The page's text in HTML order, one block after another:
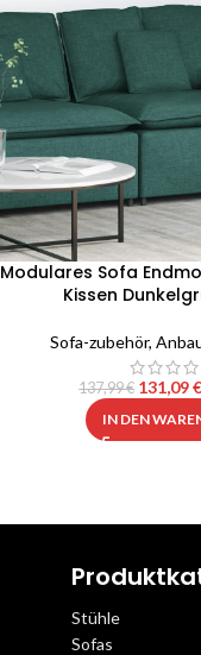
Modulares Sofa
Kissen
Sofa-zubehör,
137,99€ 131,09€
IN DEN
Stühle
Sofas